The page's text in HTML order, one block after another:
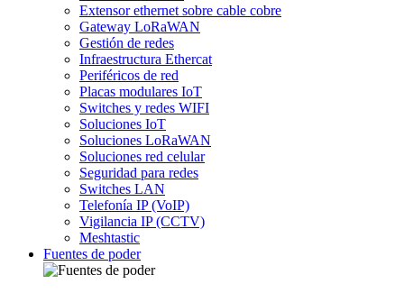
Extensor ethernet sobre cable cobre
Gateway LoRaWAN
Gestión de redes
Infraestructura Ethercat
Periféricos de red
Placas modulares IoT
Switches y redes WIFI
Soluciones IoT
Soluciones LoRaWAN
Soluciones red celular
Seguridad para redes
Switches LAN
Telefonía IP (VoIP)
Vigilancia IP (CCTV)
Meshtastic
Fuentes de poder